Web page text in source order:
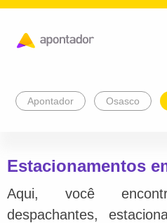
Apontador Osasco
Estacionamentos
Aqui, você
despachantes,